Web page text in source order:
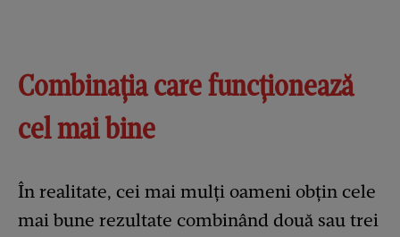
Combinația care funcționează
cel mai bine
În realitate, cei mai mulți oameni obțin cele
mai bune rezultate combinând două sau trei